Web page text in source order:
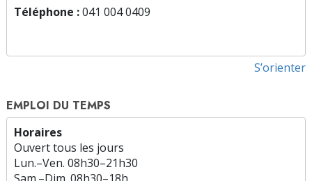
Téléphone :041 004 0409
S’orienter
EMPLOI DU TEMPS
Horaires
Ouvert tous les jours
Lun.–Ven. 08h30–21h30